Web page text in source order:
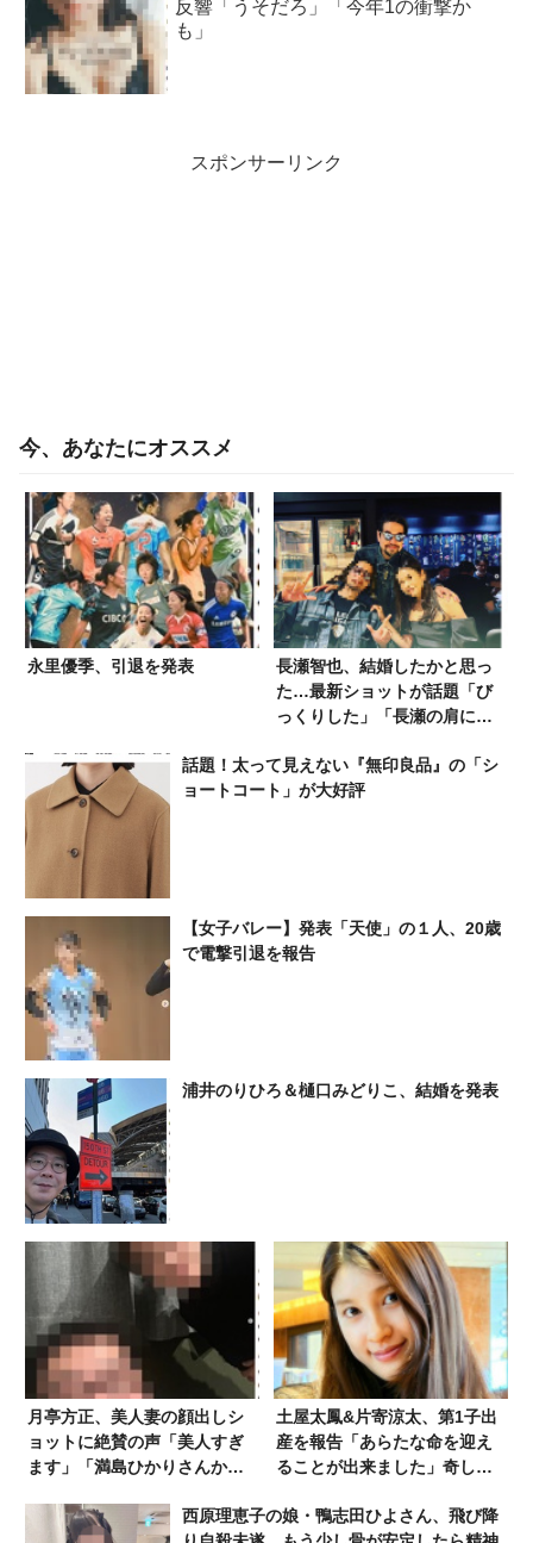
反響「うそだろ」「今年1の衝撃か
も」
スポンサーリンク
今、あなたにオススメ
永里優季、引退を発表
長瀬智也、結婚したかと思っ
た…最新ショットが話題「び
っくりした」「長瀬の肩に置
話題！太って見えない『無印良品』の「シ
ョートコート」が大好評
【女子バレー】発表「天使」の１人、20歳
で電撃引退を報告
浦井のりひろ＆樋口みどりこ、結婚を発表
月亭方正、美人妻の顔出しシ
ョットに絶賛の声「美人すぎ
ます」「満島ひかりさんかと
土屋太鳳&片寄涼太、第1子出
産を報告「あらたな命を迎え
ることが出来ました」奇しく
西原理恵子の娘・鴨志田ひよさん、飛び降